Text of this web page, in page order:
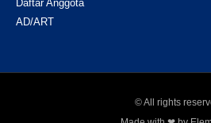
Daftar Anggota
AD/ART
© All rights